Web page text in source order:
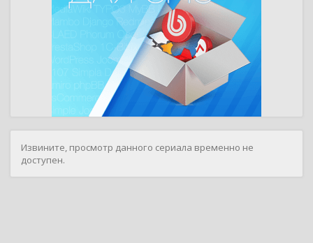
Извините, просмотр данного сериала временно не
доступен.